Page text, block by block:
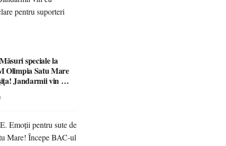
speciale la
Olimpia Satu Mare
Jandarmii vin cu